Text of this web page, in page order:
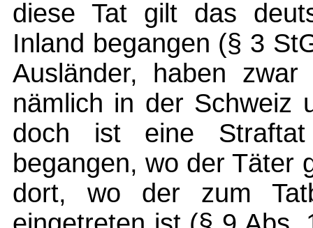
diese Tat gilt das
Inland begangen (§ 3
Ausländer, haben
nämlich in der Schweiz
doch ist eine
begangen, wo der Täter
dort, wo der zum